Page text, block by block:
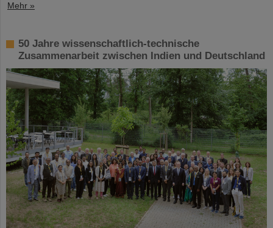
Mehr »
50 Jahre wissenschaftlich-technische
Zusammenarbeit zwischen Indien und Deutschland